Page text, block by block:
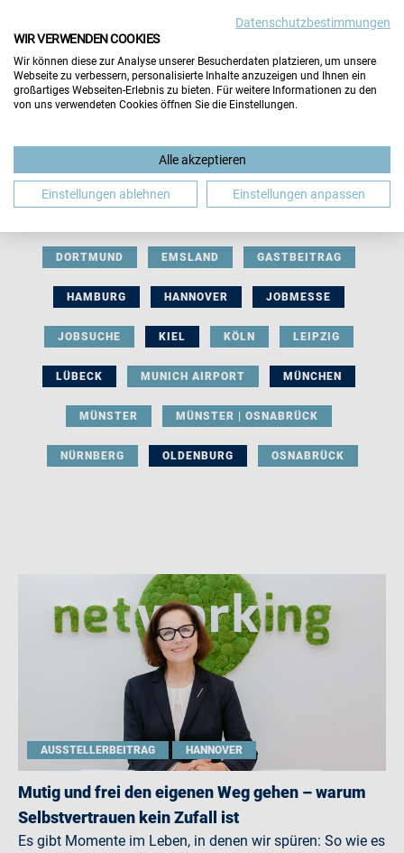
BERUFLICHE ORIENTIERUNG BEWERBUNG
DORTMUND EMSLAND GASTBEITRAG
HAMBURG HANNOVER JOBMESSE
JOBSUCHE KIEL KÖLN LEIPZIG
LÜBECK MUNICH AIRPORT MÜNCHEN
MÜNSTER MÜNSTER | OSNABRÜCK
NÜRNBERG OLDENBURG OSNABRÜCK
AUSSTELLERBEITRAG HANNOVER
Mutig und frei den eigenen Weg gehen – warum
Selbstvertrauen kein Zufall ist
Es gibt Momente im Leben, in denen wir spüren: So wie es
Datenschutzbestimmungen
WIR VERWENDEN COOKIES
Wir können diese zur Analyse unserer Besucherdaten platzieren, um unsere
Webseite zu verbessern, personalisierte Inhalte anzuzeigen und Ihnen ein
großartiges Webseiten-Erlebnis zu bieten. Für weitere Informationen zu den
von uns verwendeten Cookies öffnen Sie die Einstellungen.
Alle akzeptieren
Einstellungen ablehnen Einstellungen anpassen